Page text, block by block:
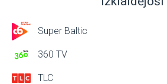
Super Baltic
360 TV
TLC